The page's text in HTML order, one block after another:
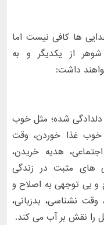
ها کافی نیست اما
از یکدیگر و به
داشت:
شده؛ مثل خوب
خوب غذا خوردن، وقت
هدیه خریدن،
های مثبت در زندگی
و بی توجهی به اصلاح و
نشناسی، بدزبانی،
را نقش بر آب می کند.